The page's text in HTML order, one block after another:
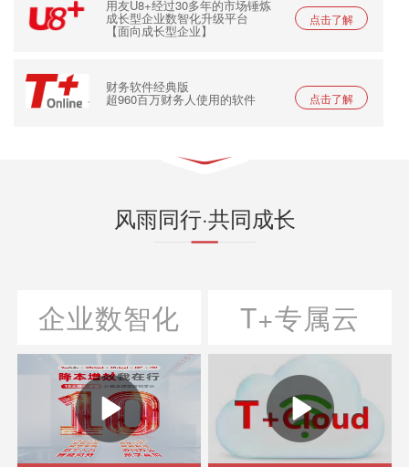
用友U8+经过30多年的市场锤炼
成长型企业数智化升级平台
【面向成长型企业】
点击了解
财务软件经典版
超960百万财务人使用的软件 点击了解
风雨同行·共同成长
企业数智化 T+专属云